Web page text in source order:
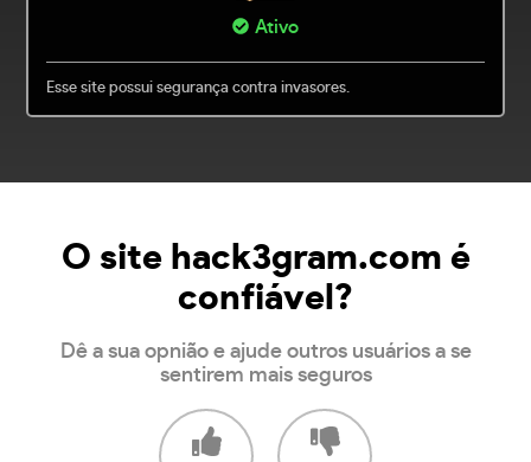
Ativo
Esse site possui segurança contra invasores.
O site hack3gram.com é
confiável?
Dê a sua opnião e ajude outros usuários a se
sentirem mais seguros